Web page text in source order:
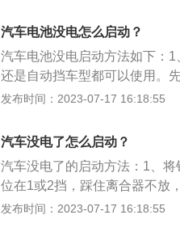
是鸣笛示意还是打手势示意，
后车动向外，还应随时注意路
示意前车，两辆车应缓慢靠近
自己车的正极，另一端接到对
接着进自己的车试着打火，如
牵引启动。在有同伴车的情况
除应注意后车动向外，后车驾
靠近路边停车，相对来说是比
汽车电池没电怎么启动？
汽车电池没电启动方法如下：
还是自动挡车型都可以使用。
极，另一端接到对方车的负极
的是电瓶亏电，车就应该很快
让发电机自充电。打着火之后
外力牵引启动：首先要有一根
就可以开始牵引启动，当然启
车安全。当后边车辆启动后及
发布时间：2023-07-17 16:18:55
汽车没电了怎么启动？
汽车没电了的启动方法：1、
位在1或2挡，踩住离合器不放
松离合器并踩油门即可；2、利
发布时间：2023-07-17 16:18:55